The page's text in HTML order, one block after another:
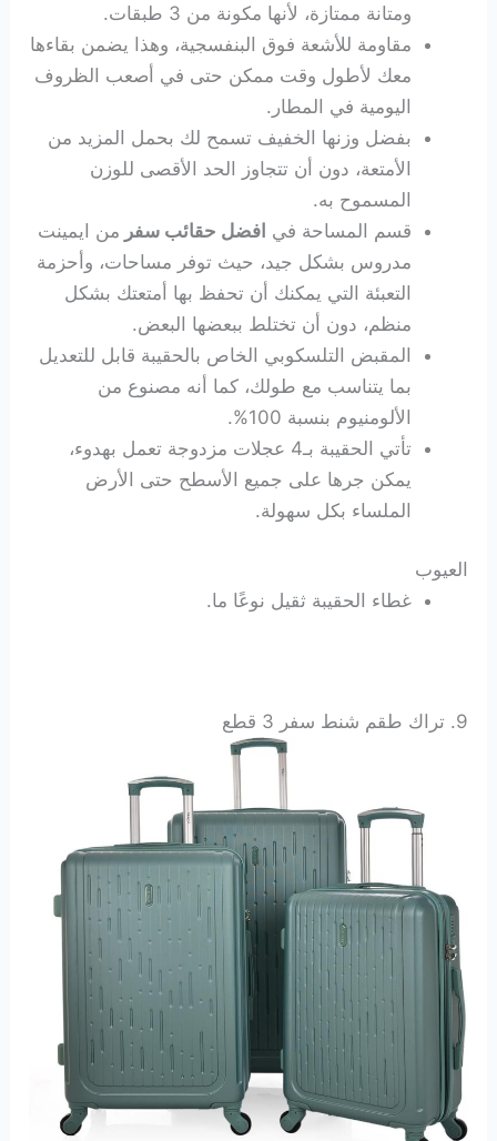
ومتانة ممتازة، لأنها مكونة من 3 طبقات.
مقاومة للأشعة فوق البنفسجية، وهذا يضمن بقاءها
معك لأطول وقت ممكن حتى في أصعب الظروف
اليومية في المطار.
بفضل وزنها الخفيف تسمح لك بحمل المزيد من
الأمتعة، دون أن تتجاوز الحد الأقصى للوزن
المسموح به.
قسم المساحة في افضل حقائب سفر من ايمينت
مدروس بشكل جيد، حيث توفر مساحات، وأحزمة
التعبئة التي يمكنك أن تحفظ بها أمتعتك بشكل
منظم، دون أن تختلط ببعضها البعض.
المقبض التلسكوبي الخاص بالحقيبة قابل للتعديل
بما يتناسب مع طولك، كما أنه مصنوع من
الألومنيوم بنسبة 100%.
تأتي الحقيبة بـ4 عجلات مزدوجة تعمل بهدوء،
يمكن جرها على جميع الأسطح حتى الأرض
الملساء بكل سهولة.
العيوب
غطاء الحقيبة ثقيل نوعًا ما.
9. تراك طقم شنط سفر 3 قطع